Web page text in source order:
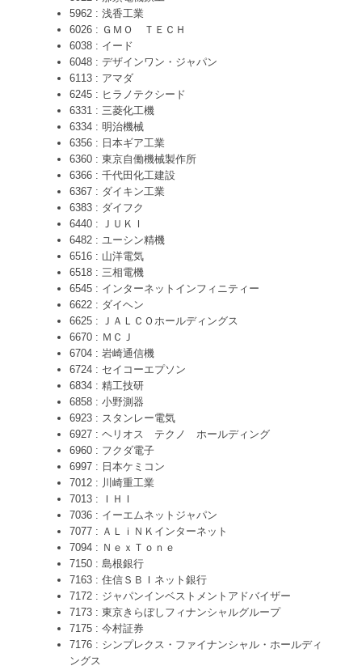
5962 : 浅香工業
6026 : ＧＭＯ ＴＥＣＨ
6038 : イード
6048 : デザインワン・ジャパン
6113 : アマダ
6245 : ヒラノテクシード
6331 : 三菱化工機
6334 : 明治機械
6356 : 日本ギア工業
6360 : 東京自働機械製作所
6366 : 千代田化工建設
6367 : ダイキン工業
6383 : ダイフク
6440 : ＪＵＫＩ
6482 : ユーシン精機
6516 : 山洋電気
6518 : 三相電機
6545 : インターネットインフィニティー
6622 : ダイヘン
6625 : ＪＡＬＣＯホールディングス
6670 : ＭＣＪ
6704 : 岩崎通信機
6724 : セイコーエプソン
6834 : 精工技研
6858 : 小野測器
6923 : スタンレー電気
6927 : ヘリオス テクノ ホールディング
6960 : フクダ電子
6997 : 日本ケミコン
7012 : 川崎重工業
7013 : ＩＨＩ
7036 : イーエムネットジャパン
7077 : ＡＬｉＮＫインターネット
7094 : ＮｅｘＴｏｎｅ
7150 : 島根銀行
7163 : 住信ＳＢＩネット銀行
7172 : ジャパンインベストメントアドバイザー
7173 : 東京きらぼしフィナンシャルグループ
7175 : 今村証券
7176 : シンプレクス・ファイナンシャル・ホールディ
ングス